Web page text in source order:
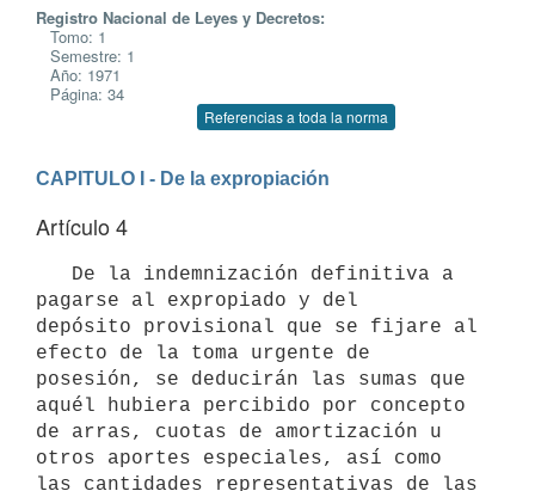
Registro Nacional de Leyes y Decretos:
Tomo: 1
Semestre: 1
Año: 1971
Página: 34
Referencias a toda la norma
CAPITULO I - De la expropiación
Artículo 4
pagarse al expropiado y del
depósito provisional que se fijare al
efecto de la toma urgente de
posesión, se deducirán las sumas que
aquél hubiera percibido por concepto
de arras, cuotas de amortización u
otros aportes especiales, así como
las cantidades representativas de las